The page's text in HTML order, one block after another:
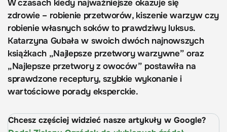
W czasach kiedy najważniejsze okazuje się
zdrowie – robienie przetworów, kiszenie warzyw czy
robienie własnych soków to prawdziwy luksus.
Katarzyna Gubała w swoich dwóch najnowszych
książkach „Najlepsze przetwory warzywne” oraz
„Najlepsze przetwory z owoców” postawiła na
sprawdzone receptury, szybkie wykonanie i
wartościowe porady eksperckie.
Chcesz częściej widzieć nasze artykuły w Google?